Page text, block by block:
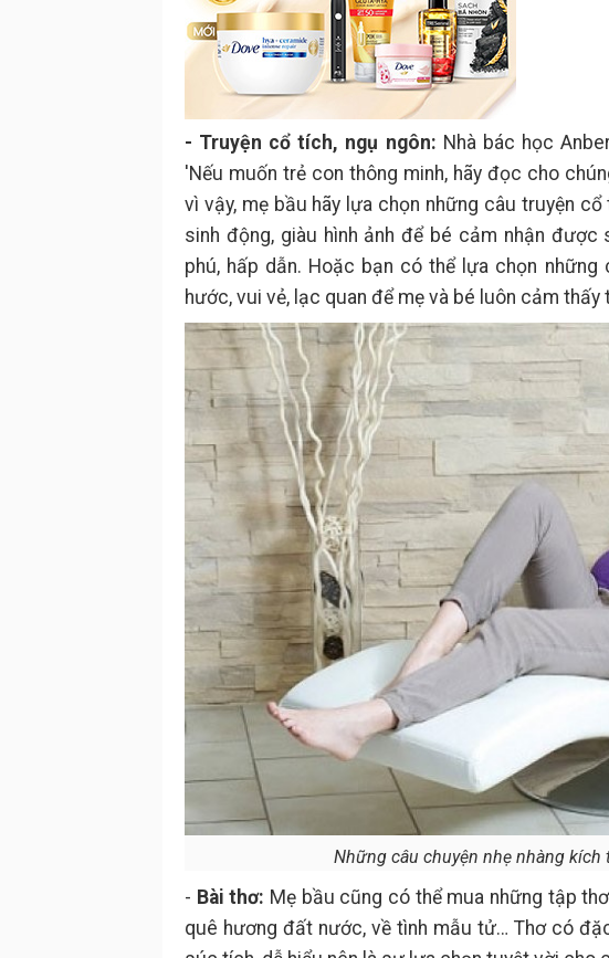
- Truyện cổ tích, ngụ ngôn: Nhà bác học
'Nếu muốn trẻ con thông minh, hãy đọc cho
vì vậy, mẹ bầu hãy lựa chọn những câu truyện
sinh động, giàu hình ảnh để bé cảm nhận được
phú, hấp dẫn. Hoặc bạn có thể lựa chọn
hước, vui vẻ, lạc quan để mẹ và bé luôn cảm thấy
Những câu chuyện nhẹ nhàng
- Bài thơ: Mẹ bầu cũng có thể mua những tập
quê hương đất nước, về tình mẫu tử… Thơ có